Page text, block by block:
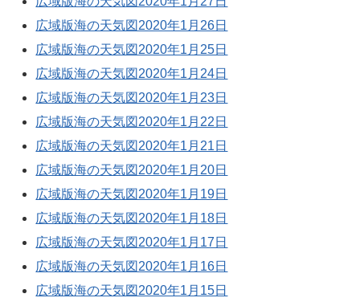
広域版海の天気図2020年1月26日
広域版海の天気図2020年1月25日
広域版海の天気図2020年1月24日
広域版海の天気図2020年1月23日
広域版海の天気図2020年1月22日
広域版海の天気図2020年1月21日
広域版海の天気図2020年1月20日
広域版海の天気図2020年1月19日
広域版海の天気図2020年1月18日
広域版海の天気図2020年1月17日
広域版海の天気図2020年1月16日
広域版海の天気図2020年1月15日